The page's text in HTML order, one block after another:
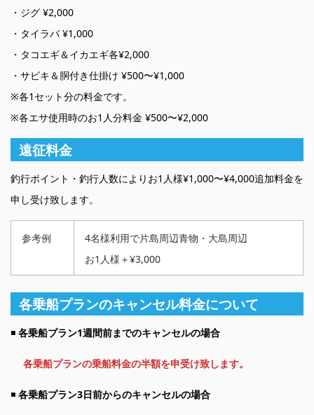
・ジグ ¥2,000
・タイラバ ¥1,000
・タコエギ＆イカエギ各¥2,000
・サビキ＆胴付き仕掛け ¥500〜¥1,000
※各1セット分の料金です。
※各エサ使用時のお1人分料金 ¥500〜¥2,000
遠征料金
釣行ポイント・釣行人数によりお1人様¥1,000〜¥4,000追加料金を
申し受け致します。
参考例
4名様利用で片島周辺青物・大島周辺
お1人様＋¥3,000
各乗船プランのキャンセル料金について
◾️ 各乗船プラン1週間前までのキャンセルの場合
各乗船プランの乗船料金の半額を申受け致します。
◾️ 各乗船プラン3日前からのキャンセルの場合